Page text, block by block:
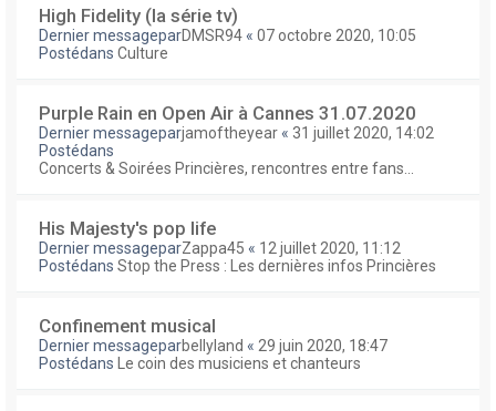
High Fidelity (la série tv)
Dernier messageparDMSR94 « 07 octobre 2020, 10:05
Postédans Culture
Purple Rain en Open Air à Cannes 31.07.2020
Dernier messageparjamoftheyear « 31 juillet 2020, 14:02
Postédans
Concerts & Soirées Princières, rencontres entre fans...
His Majesty's pop life
Dernier messageparZappa45 « 12 juillet 2020, 11:12
Postédans Stop the Press : Les dernières infos Princières
Confinement musical
Dernier messageparbellyland « 29 juin 2020, 18:47
Postédans
Le coin des musiciens et chanteurs